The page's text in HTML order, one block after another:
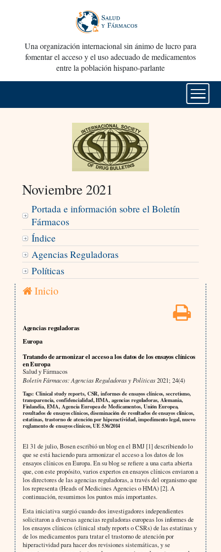
Una organización internacional sin ánimo de lucro para
fomentar el acceso y el uso adecuado de medicamentos
entre la población hispano-parlante
Noviembre 2021
Portada e información sobre el Boletín
Fármacos
Índice
Agencias Reguladoras
Políticas
Inicio
Agencias reguladoras
Europa
Tratando de armonizar el acceso a los datos de los ensayos clínicos
en Europa
Salud y Fármacos
Boletín Fármacos: Agencias Reguladoras y Políticas2021; 24(4)
Tags: Clinical study reports, CSR, informes de ensayos clínicos, secretismo,
transparencia, confidencialidad, HMA, agencias reguladoras, Alemania,
Finlandia, EMA, Agencia Europea de Medicamentos, Unión Europea,
resultados de ensayos clínicos, diseminación de resultados de ensayos clínicos,
estatinas, trastorno de atención por hiperactividad, impedimento legal, nuevo
reglamento de ensayos clínicos, UE 536/2014
El 31 de julio, Bosen escribió un blog en el BMJ [1] describiendo lo
que se está haciendo para armonizar el acceso a los datos de los
ensayos clínicos en Europa. En su blog se refiere a una carta abierta
que, con este propósito, varios expertos en ensayos clínicos enviaron a
los directores de las agencias reguladoras, a través del organismo que
los representa (Heads of Medicines Agencies o HMA) [2]. A
continuación, resumimos los puntos más importantes.
Esta iniciativa surgió cuando dos investigadores independientes
solicitaron a diversas agencias reguladoras europeas los informes de
los ensayos clínicos (clinical study reports o CSRs) de las estatinas y
de los medicamentos para tratar el trastorno de atención por
hiperactividad para hacer dos revisiones sistemáticas, y se